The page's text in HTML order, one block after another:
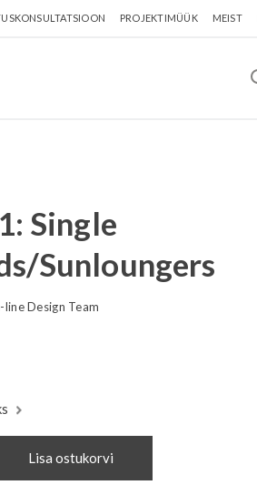
PROJEKTIMÜÜK MEIST
Single
Sunloungers
line Design Team
Lisa ostukorvi